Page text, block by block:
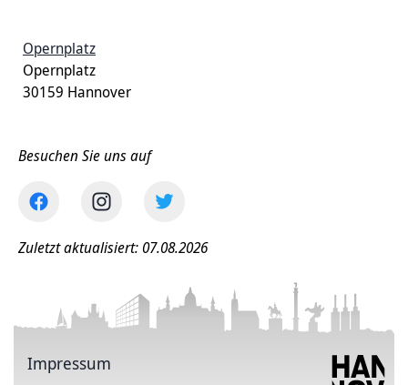
Opernplatz
Opernplatz
30159 Hannover
Besuchen Sie uns auf
Zuletzt aktualisiert: 07.08.2026
Impressum